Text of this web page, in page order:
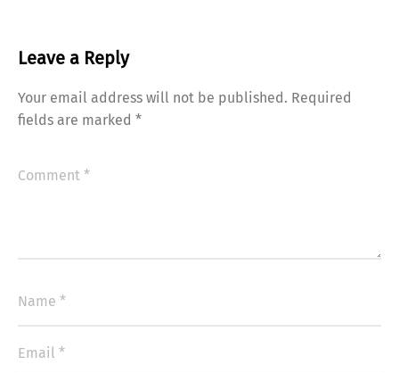
Leave a Reply
Your email address will not be published. Required
fields are marked *